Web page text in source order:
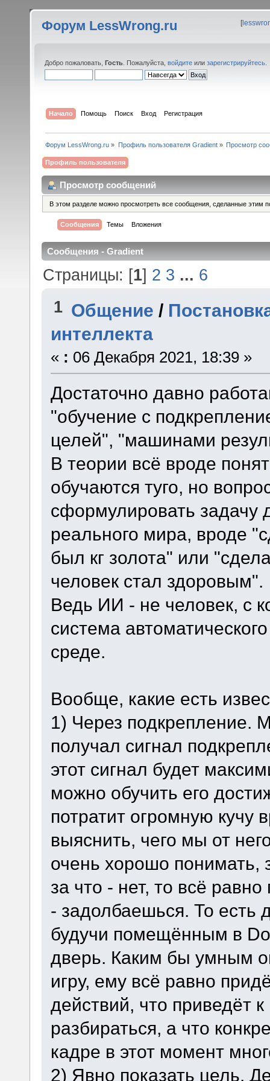
Форум LessWrong.ru [
Добро пожаловать, Гость . Пожалуйста, войдите или зарегистрируйтесь
Начало Помощь Поиск Вход Регистрация
Форум LessWrong.ru » Профиль пользователя Gradient» Просмотр
Профиль пользователя
Просмотр сообщений
В этом разделе можно просмотреть все сообщения, сделанные этим
Сообщения Темы Вложения
Сообщения - Gradient
Страницы: [1] 2 3 ... 6
1 Общение /
интеллекта
« : 06 Декабря 2021, 18:39 »
Достаточно давно
"обучение с
целей", "машинами
В теории всё вроде
обучаются туго, но
сформулировать
реального мира, вроде
был кг золота" или
человек стал здоровым".
Ведь ИИ - не человек, с
система
среде.
Вообще, какие есть
1) Через
получал сигнал
этот сигнал будет
можно обучить его
потратит огромную кучу
выяснить, чего мы от
очень хорошо понимать,
за что - нет, то всё
- задолбаешься. То
будучи помещённым в
дверь. Каким бы умным
игру, ему всё равно
действий, что приведёт
разбираться, а что
кадре в этот момент
2) Явно показать цель.